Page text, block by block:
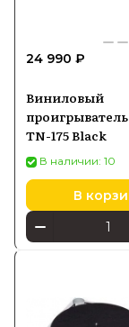
24 990 ₽
Виниловый
TN-175 Black
В наличии: 10
В